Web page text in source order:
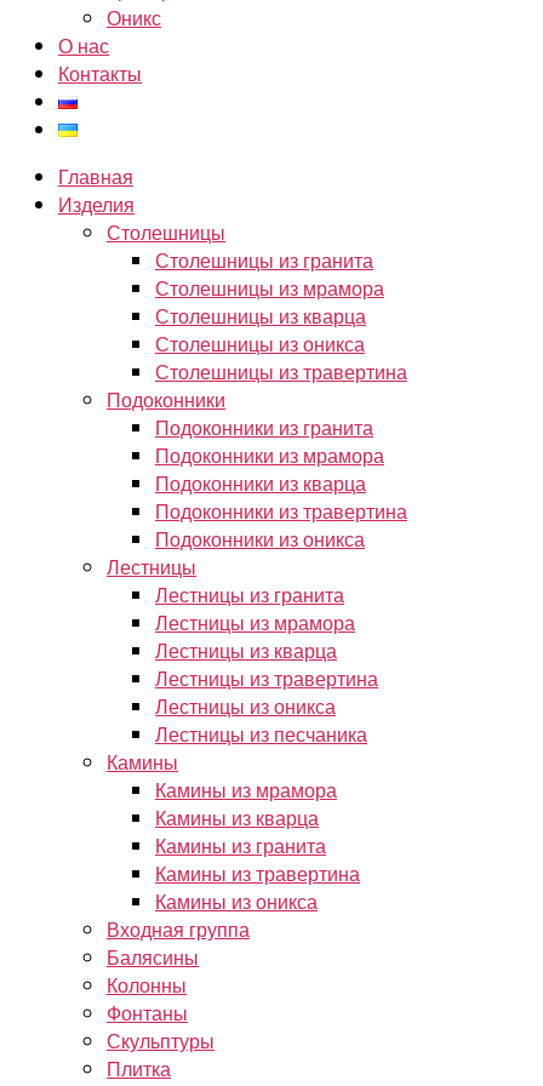
Оникс
О нас
Контакты
Главная
Изделия
Столешницы
Столешницы из гранита
Столешницы из мрамора
Столешницы из кварца
Столешницы из оникса
Столешницы из травертина
Подоконники
Подоконники из гранита
Подоконники из мрамора
Подоконники из кварца
Подоконники из травертина
Подоконники из оникса
Лестницы
Лестницы из гранита
Лестницы из мрамора
Лестницы из кварца
Лестницы из травертина
Лестницы из оникса
Лестницы из песчаника
Камины
Камины из мрамора
Камины из кварца
Камины из гранита
Камины из травертина
Камины из оникса
Входная группа
Балясины
Колонны
Фонтаны
Скульптуры
Плитка